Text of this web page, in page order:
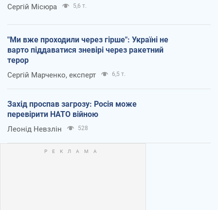
Сергій Місюра 5,6 т.
"Ми вже проходили через гірше": Україні не
варто піддаватися зневірі через ракетний
терор
Сергій Марченко, експерт 6,5 т.
Захід проспав загрозу: Росія може
перевірити НАТО війною
Леонід Невзлін 528